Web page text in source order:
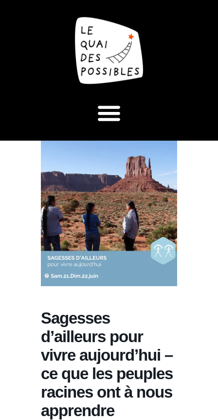
Sagesses
d’ailleurs pour
vivre aujourd’hui –
ce que les peuples
racines ont à nous
apprendre